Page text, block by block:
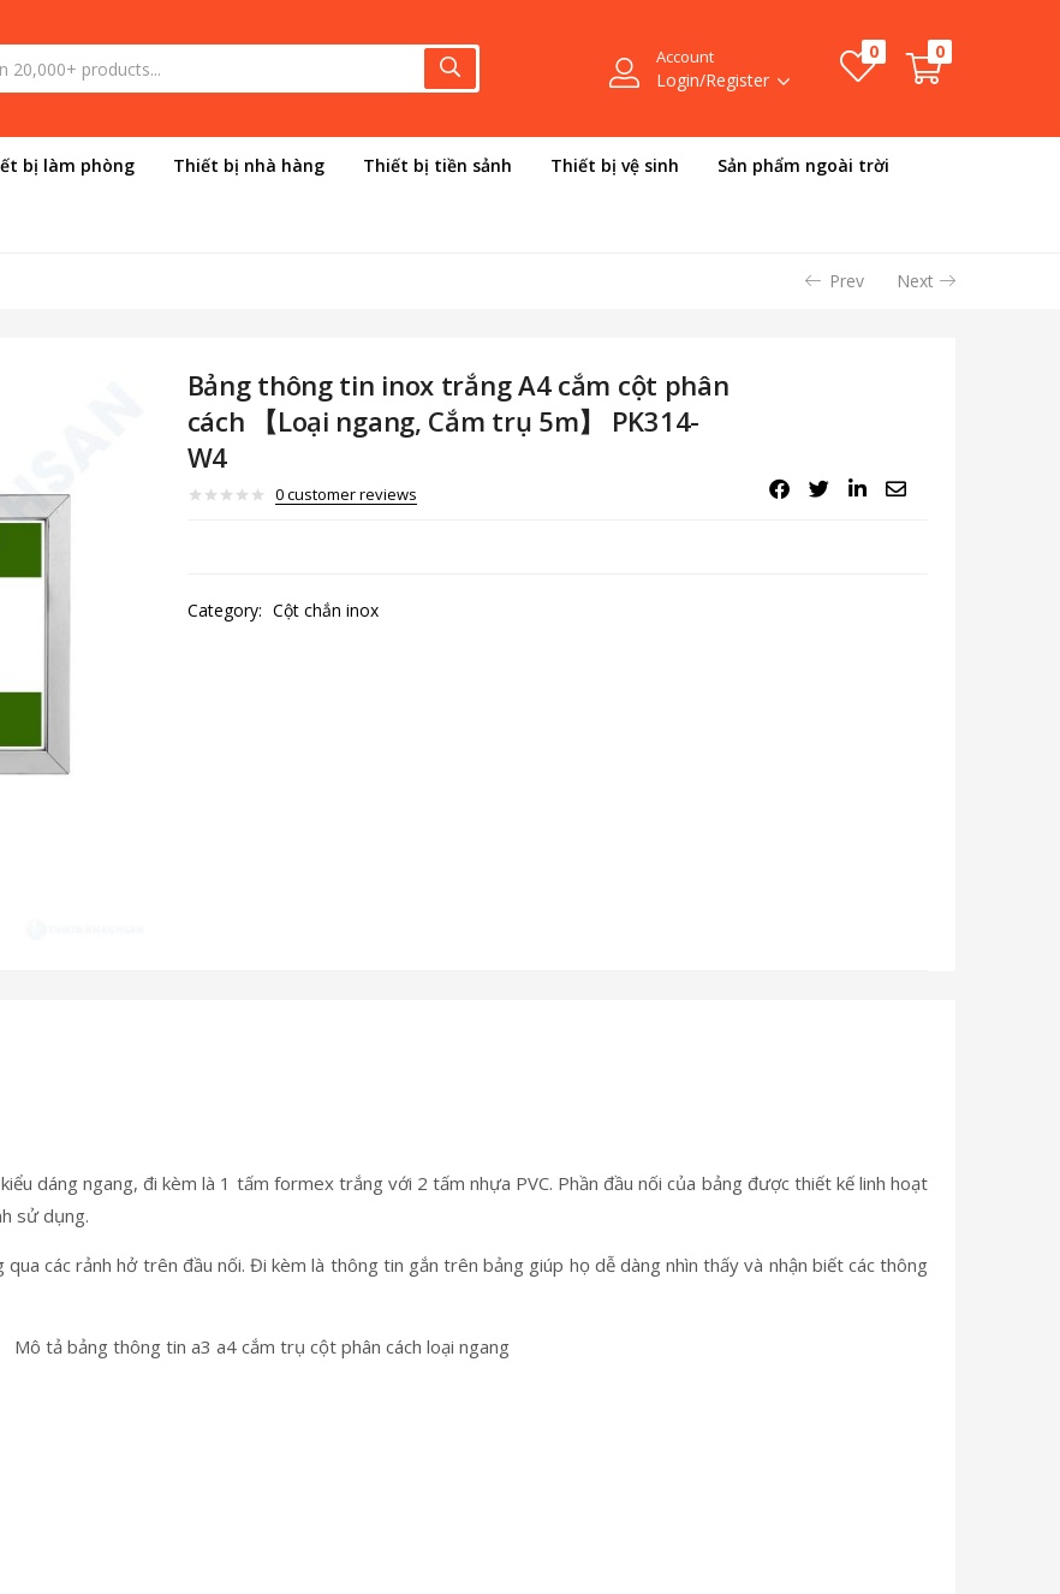
Account
Login/Register
0 0
bị làm phòng Thiết bị nhà hàng Thiết bị tiền sảnh Thiết bị vệ sinh Sản phẩm ngoài trời
Prev Next
Bảng thông tin inox trắng A4 cắm cột phân
cách 【Loại ngang, Cắm trụ 5m】 PK314-
W4
0customer reviews
Category: Cột chắn inox
dáng ngang, đi kèm là 1 tấm formex trắng với 2 tấm nhựa PVC. Phần đầu nối của bảng được thiết kế linh hoạt
sử dụng.
qua các rảnh hở trên đầu nối. Đi kèm là thông tin gắn trên bảng giúp họ dễ dàng nhìn thấy và nhận biết các thông